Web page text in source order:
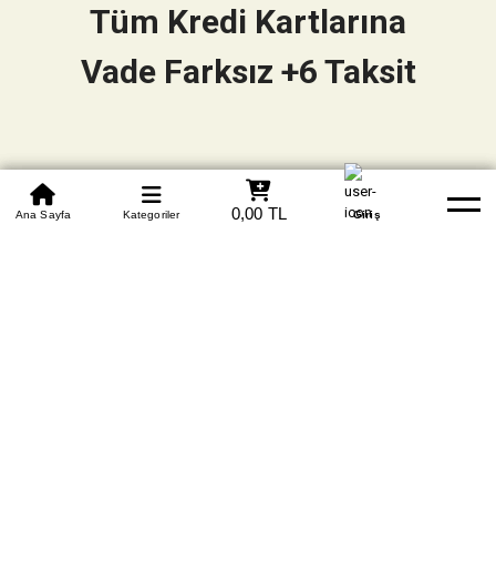
0850 305 09 70
Beden Tablosu Banka Hesapları Whatsapp Yardım
Ana Sayfa Kategoriler 0,00 TL Giriş
Tüm Kredi Kartlarına
Vade Farksız +6 Taksit